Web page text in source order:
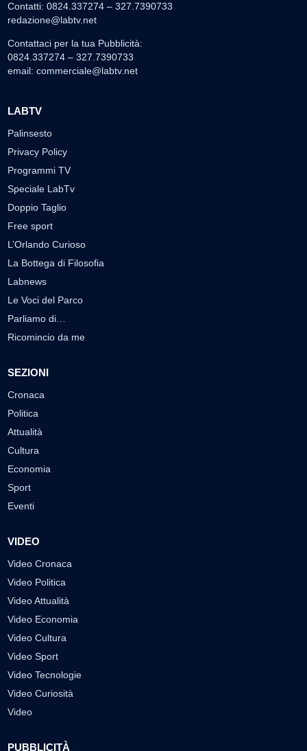
Contatti: 0824.337274 – 327.7390733
redazione@labtv.net
Contattaci per la tua Pubblicità:
0824.337274 – 327.7390733
email: commerciale@labtv.net
LABTV
Palinsesto
Privacy Policy
Programmi TV
Speciale LabTv
Doppio Taglio
Free sport
L’Orlando Curioso
La Bottega di Filosofia
Labnews
Le Voci del Parco
Parliamo di…
Ricomincio da me
SEZIONI
Cronaca
Politica
Attualità
Cultura
Economia
Sport
Eventi
VIDEO
Video Cronaca
Video Politica
Video Attualità
Video Economia
Video Cultura
Video Sport
Video Tecnologie
Video Curiosità
Video
PUBBLICITÀ